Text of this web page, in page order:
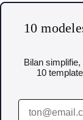
10
Bilan
10